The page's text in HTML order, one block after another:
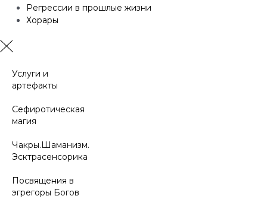
Регрессии в прошлые жизни
Хорары
Услуги и
артефакты
Сефиротическая
магия
Чакры.Шаманизм.
Эсктрасенсорика
Посвящения в
эгрегоры Богов